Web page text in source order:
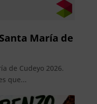
María de
de Cudeyo 2026.
que...